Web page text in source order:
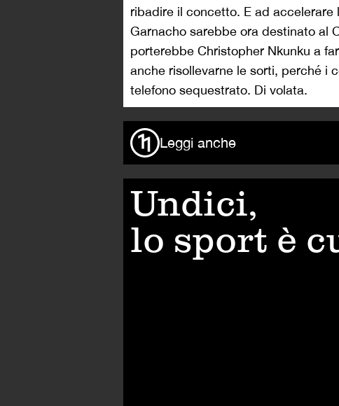
ribadire il concetto. E ad accelerare
Garnacho sarebbe ora destinato al
porterebbe Christopher Nkunku a
anche risollevarne le sorti, perché i
telefono sequestrato. Di volata.
Leggi anche
Undici,
lo sport è